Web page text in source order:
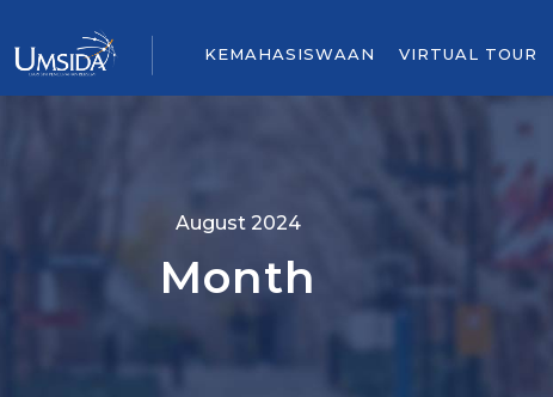
KEMAHASISWAAN VIRTUAL TOUR
August 2024
Month